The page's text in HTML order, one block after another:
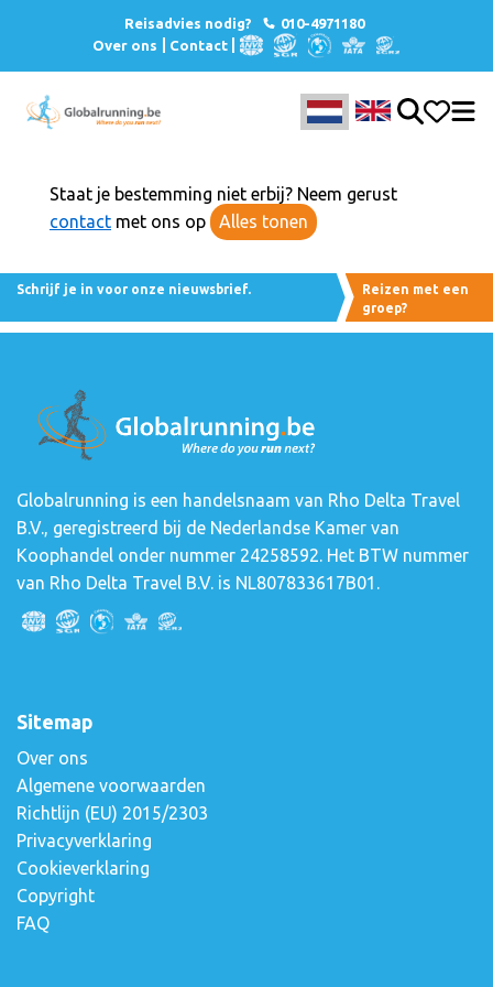
Reisadvies nodig?
010-4971180
Over ons
Contact
Staat je bestemming niet erbij? Neem gerust
contact met ons op Alles tonen
Schrijf je in voor onze nieuwsbrief.
Reizen met een
groep?
Globalrunning is een handelsnaam van Rho Delta Travel
B.V., geregistreerd bij de Nederlandse Kamer van
Koophandel onder nummer 24258592. Het BTW nummer
van Rho Delta Travel B.V. is NL807833617B01.
Sitemap
Over ons
Algemene voorwaarden
Richtlijn (EU) 2015/2303
Privacyverklaring
Cookieverklaring
Copyright
FAQ